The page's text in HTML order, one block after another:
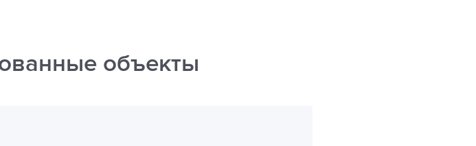
объекты